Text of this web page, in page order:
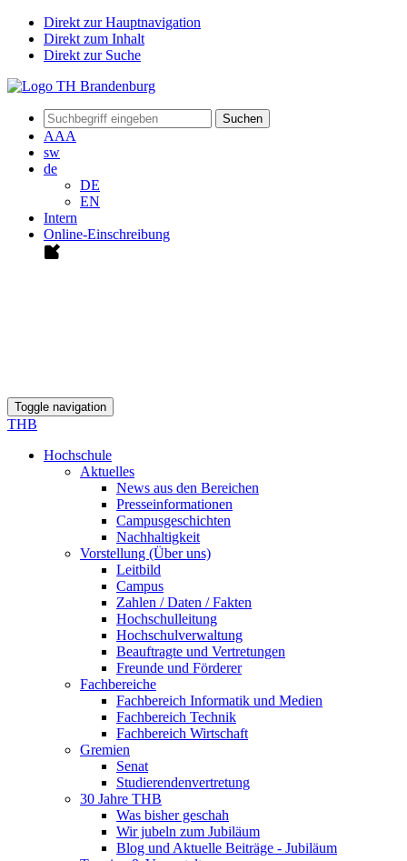
Direkt zur Hauptnavigation
Direkt zum Inhalt
Direkt zur Suche
Suchen
AAA
sw
de
DE
EN
Intern
Online-Einschreibung
Toggle navigation
THB
Hochschule
Aktuelles
News aus den Bereichen
Presseinformationen
Campusgeschichten
Nachhaltigkeit
Vorstellung (Über uns)
Leitbild
Campus
Zahlen / Daten / Fakten
Hochschulleitung
Hochschulverwaltung
Beauftragte und Vertretungen
Freunde und Förderer
Fachbereiche
Fachbereich Informatik und Medien
Fachbereich Technik
Fachbereich Wirtschaft
Gremien
Senat
Studierendenvertretung
30 Jahre THB
Was bisher geschah
Wir jubeln zum Jubiläum
Blog und Aktuelle Beiträge - Jubiläum